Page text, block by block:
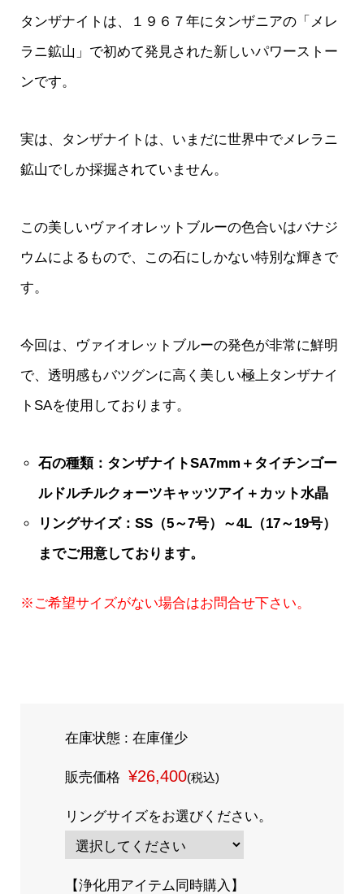
タンザナイトは、１９６７年にタンザニアの「メレ
ラニ鉱山」で初めて発見された新しいパワーストー
ンです。
実は、タンザナイトは、いまだに世界中でメレラニ
鉱山でしか採掘されていません。
この美しいヴァイオレットブルーの色合いはバナジ
ウムによるもので、この石にしかない特別な輝きで
す。
今回は、ヴァイオレットブルーの発色が非常に鮮明
で、透明感もバツグンに高く美しい極上タンザナイ
トSAを使用しております。
石の種類：タンザナイトSA7mm＋タイチンゴー
ルドルチルクォーツキャッツアイ＋カット水晶
リングサイズ：SS（5～7号）～4L（17～19号）
までご用意しております。
※ご希望サイズがない場合はお問合せ下さい。
在庫状態 : 在庫僅少
販売価格 ¥26,400(税込)
リングサイズをお選びください。
【浄化用アイテム同時購入】